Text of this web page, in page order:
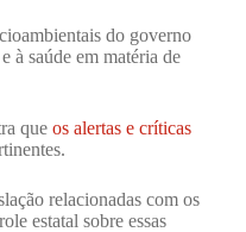
do governo
à saúde em matéria de
que os alertas e críticas
relacionadas com os
estatal sobre essas